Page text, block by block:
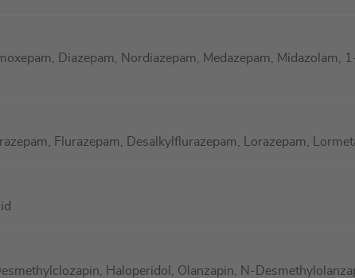
Diazepam, Nordiazepam, Medazepam, Midazolam,
Flurazepam, Desalkylflurazepam, Lorazepam,
Haloperidol, Olanzapin, N-